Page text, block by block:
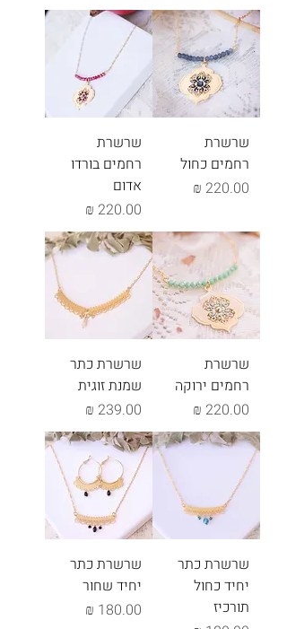
שרשרת
רחמים כחול
מחיר
שרשרת
רחמים בורדו
אדום
מחיר
שרשרת
רחמים ירוקה
מחיר
שרשרת כתר
שמנת זוגית
מחיר
שרשרת כתר
יחיד כחול
תורכיז
שרשרת כתר
יחיד שחור
מחיר